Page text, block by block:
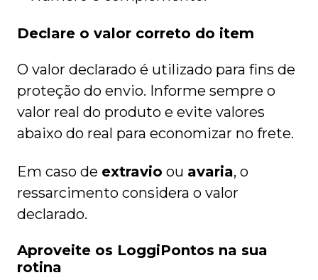
Declare o valor correto do item
O valor declarado é utilizado para fins de
proteção do envio. Informe sempre o
valor real do produto e evite valores
abaixo do real para economizar no frete.
Em caso de extravio ou avaria, o
ressarcimento considera o valor
declarado.
Aproveite os LoggiPontos na sua
rotina